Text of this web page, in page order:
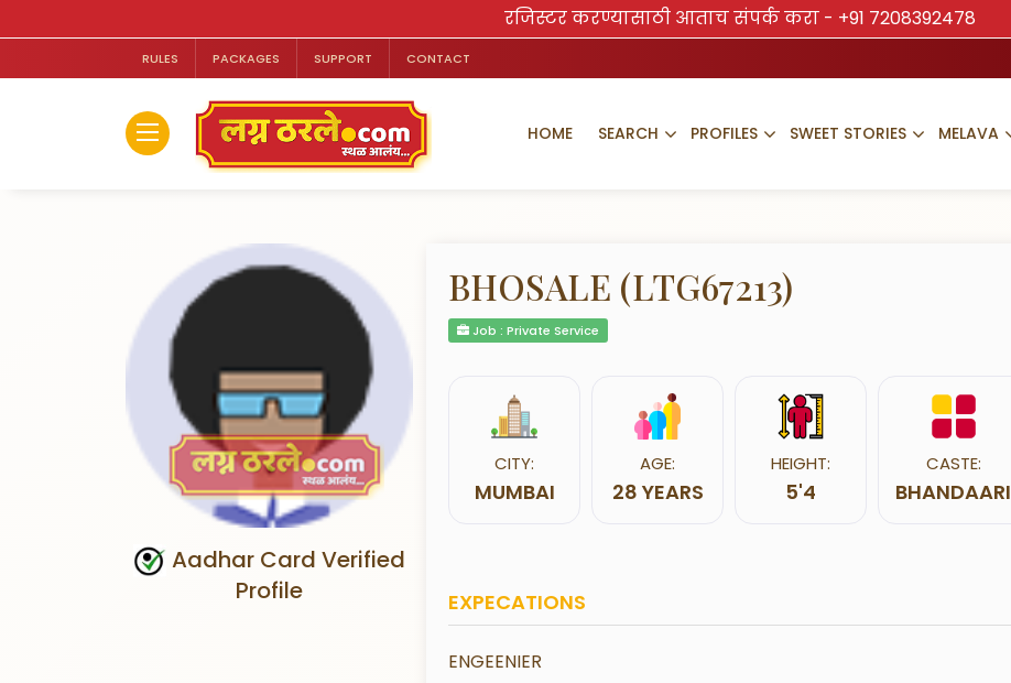
रजिस्टर करण्यासाठी आताच संपर्क करा - +91 7208392478
RULES PACKAGES SUPPORT CONTACT
HOME SEARCH PROFILES SWEET STORIES MELAVA
Aadhar Card Verified
Profile
BHOSALE (LTG67213)
Job : Private Service
CITY:
MUMBAI
AGE:
28 YEARS
HEIGHT:
5'4
CASTE:
BHANDAARI
EXPECATIONS
ENGEENIER